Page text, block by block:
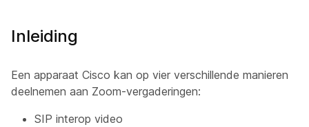
Inleiding
Een apparaat Cisco kan op vier verschillende manieren
deelnemen aan Zoom-vergaderingen:
SIP interop video